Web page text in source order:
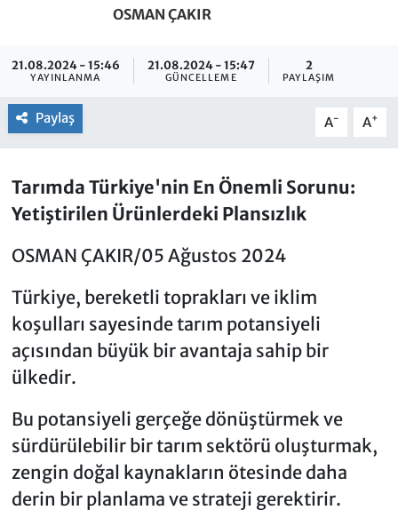
OSMAN ÇAKIR
21.08.2024 - 15:46
YAYINLANMA
21.08.2024 - 15:47
GÜNCELLEME
2
PAYLAŞIM
Paylaş A- A+
Tarımda Türkiye'nin En Önemli Sorunu:
Yetiştirilen Ürünlerdeki Plansızlık
OSMAN ÇAKIR/05 Ağustos 2024
Türkiye, bereketli toprakları ve iklim
koşulları sayesinde tarım potansiyeli
açısından büyük bir avantaja sahip bir
ülkedir.
Bu potansiyeli gerçeğe dönüştürmek ve
sürdürülebilir bir tarım sektörü oluşturmak,
zengin doğal kaynakların ötesinde daha
derin bir planlama ve strateji gerektirir.